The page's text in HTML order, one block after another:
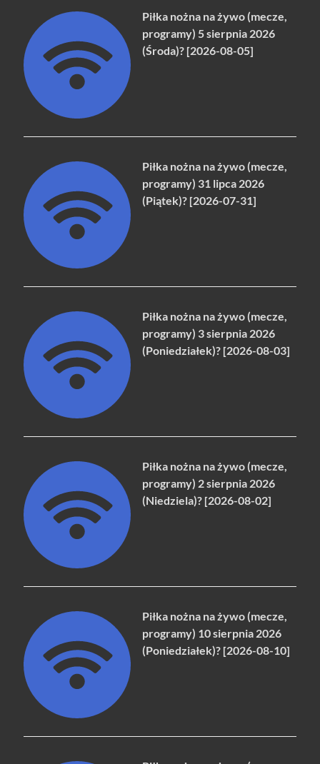
Piłka nożna na żywo (mecze,
programy) 5 sierpnia 2026
(Środa)? [2026-08-05]
Piłka nożna na żywo (mecze,
programy) 31 lipca 2026
(Piątek)? [2026-07-31]
Piłka nożna na żywo (mecze,
programy) 3 sierpnia 2026
(Poniedziałek)? [2026-08-03]
Piłka nożna na żywo (mecze,
programy) 2 sierpnia 2026
(Niedziela)? [2026-08-02]
Piłka nożna na żywo (mecze,
programy) 10 sierpnia 2026
(Poniedziałek)? [2026-08-10]